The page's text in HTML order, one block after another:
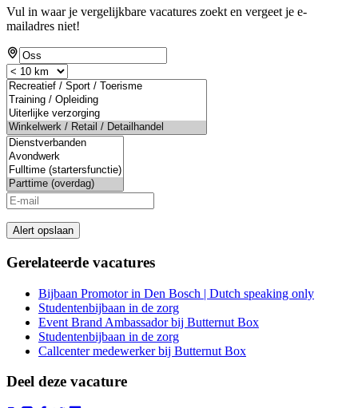
Vul in waar je vergelijkbare vacatures zoekt en vergeet je e-
mailadres niet!
Alert opslaan
Gerelateerde vacatures
Bijbaan Promotor in Den Bosch | Dutch speaking only
Studentenbijbaan in de zorg
Event Brand Ambassador bij Butternut Box
Studentenbijbaan in de zorg
Callcenter medewerker bij Butternut Box
Deel deze vacature